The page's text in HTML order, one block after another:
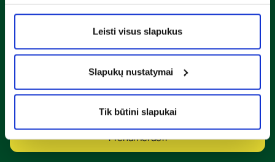
Leisti visus slapukus
Slapukų nustatymai
Tik būtini slapukai
Naujienlaiškis
Sužinok apie nuolaidas ir specialius pasiūlymus!
Prenumeruoti